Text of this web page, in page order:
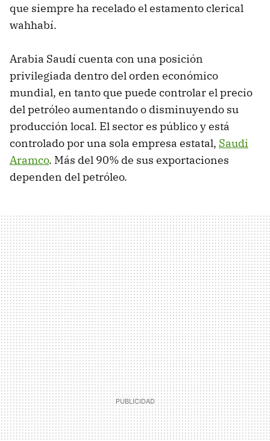
que siempre ha recelado el estamento clerical
wahhabí.
Arabia Saudí cuenta con una posición
privilegiada dentro del orden económico
mundial, en tanto que puede controlar el precio
del petróleo aumentando o disminuyendo su
producción local. El sector es público y está
controlado por una sola empresa estatal, Saudi
Aramco. Más del 90% de sus exportaciones
dependen del petróleo.